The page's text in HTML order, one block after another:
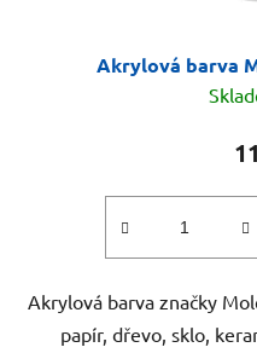
Akrylová barva
Akrylová barva značky
papír, dřevo, sklo,